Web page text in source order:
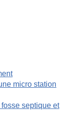
micro station
septique et